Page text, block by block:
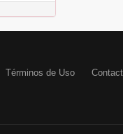
Términos de Uso